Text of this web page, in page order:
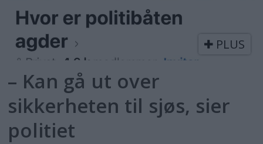
PLUS
– Kan gå ut over
sikkerheten til sjøs, sier
politiet